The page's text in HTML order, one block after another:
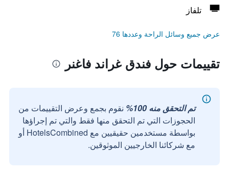
تلفاز
عرض جميع وسائل الراحة وعددها 76
تقييمات حول فندق غراند فاغنر
تم التحقق منه 100%
نقوم بجمع وعرض التقييمات من
الحجوزات التي تم التحقق منها فقط والتي تم إجراؤها
بواسطة مستخدمين حقيقيين مع HotelsCombined أو
مع شركائنا الخارجيين الموثوقين.